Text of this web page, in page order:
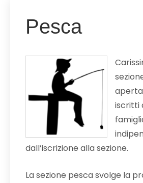
Pesca
iscritti
dall’iscrizione alla sezione.
La sezione pesca svolge la